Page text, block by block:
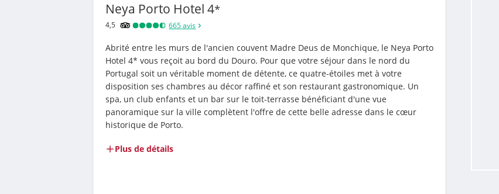
Neya Porto Hotel 4*
4,5 665avis
Abrité entre les murs de l'ancien couvent Madre Deus de Monchique, le Neya Porto
Hotel 4* vous reçoit au bord du Douro. Pour que votre séjour dans le nord du
Portugal soit un véritable moment de détente, ce quatre-étoiles met à votre
disposition ses chambres au décor raffiné et son restaurant gastronomique. Un
spa, un club enfants et un bar sur le toit-terrasse bénéficiant d'une vue
panoramique sur la ville complètent l'offre de cette belle adresse dans le cœur
historique de Porto.
Plus de détails